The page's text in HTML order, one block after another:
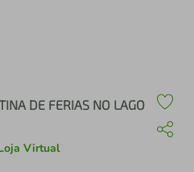
DE FERIAS NO LAGO
Virtual